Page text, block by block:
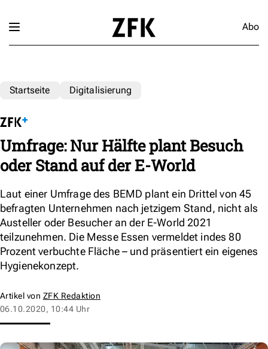
Abo
Startseite Digitalisierung
Umfrage: Nur Hälfte plant Besuch
oder Stand auf der E-World
Laut einer Umfrage des BEMD plant ein Drittel von 45
befragten Unternehmen nach jetzigem Stand, nicht als
Austeller oder Besucher an der E-World 2021
teilzunehmen. Die Messe Essen vermeldet indes 80
Prozent verbuchte Fläche – und präsentiert ein eigenes
Hygienekonzept.
Artikel von ZFK Redaktion
06.10.2020, 10:44 Uhr